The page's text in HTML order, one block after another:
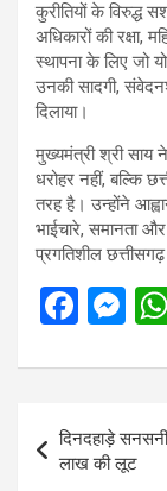
कुरीतियों के विरुद्ध
अधिकारों की रक्षा,
स्थापना के लिए जो
उनकी सादगी,
दिलाया।
मुख्यमंत्री श्री साय
धरोहर नहीं, बल्कि
तरह है। उन्होंने
भाईचारे, समानता
प्रगतिशील
F
ce
o
M
se
g
Post
navigation
दिनदहाड़े
लाख की लूट